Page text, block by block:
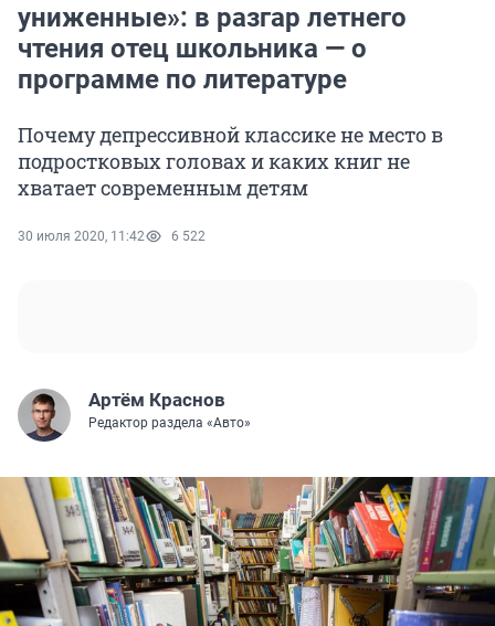
униженные»: в разгар летнего
чтения отец школьника — о
программе по литературе
Почему депрессивной классике не место в
подростковых головах и каких книг не
хватает современным детям
30 июля 2020, 11:42 6 522
Артём Краснов
Редактор раздела «Авто»